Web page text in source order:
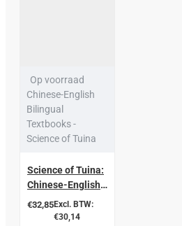
Op voorraad
Chinese-English
Bilingual
Textbooks -
Science of Tuina
Science of Tuina:
Chinese-English
Bilingual
Textbooks
€32,85Excl. BTW:
€30,14